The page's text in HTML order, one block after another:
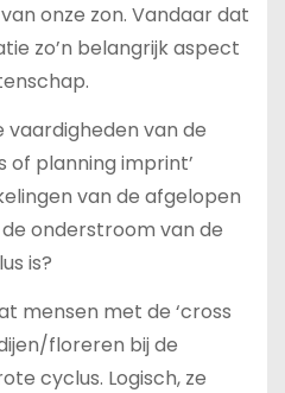
onze zon. Vandaar dat
zo’n belangrijk aspect
vaardigheden van de
of planning imprint’
van de afgelopen
onderstroom van de
is?
mensen met de ‘cross
floreren bij de
cyclus. Logisch, ze